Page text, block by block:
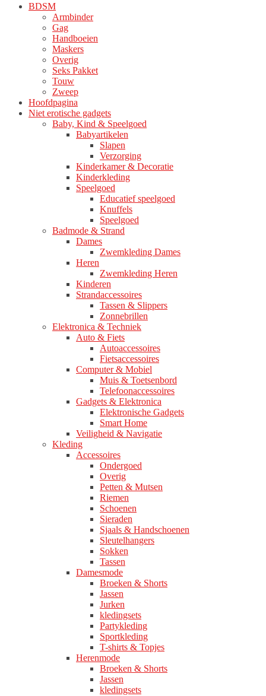
BDSM
Armbinder
Gag
Handboeien
Maskers
Overig
Seks Pakket
Touw
Zweep
Hoofdpagina
Niet erotische gadgets
Baby, Kind & Speelgoed
Babyartikelen
Slapen
Verzorging
Kinderkamer & Decoratie
Kinderkleding
Speelgoed
Educatief speelgoed
Knuffels
Speelgoed
Badmode & Strand
Dames
Zwemkleding Dames
Heren
Zwemkleding Heren
Kinderen
Strandaccessoires
Tassen & Slippers
Zonnebrillen
Elektronica & Techniek
Auto & Fiets
Autoaccessoires
Fietsaccessoires
Computer & Mobiel
Muis & Toetsenbord
Telefoonaccessoires
Gadgets & Elektronica
Elektronische Gadgets
Smart Home
Veiligheid & Navigatie
Kleding
Accessoires
Ondergoed
Overig
Petten & Mutsen
Riemen
Schoenen
Sieraden
Sjaals & Handschoenen
Sleutelhangers
Sokken
Tassen
Damesmode
Broeken & Shorts
Jassen
Jurken
kledingsets
Partykleding
Sportkleding
T-shirts & Topjes
Herenmode
Broeken & Shorts
Jassen
kledingsets